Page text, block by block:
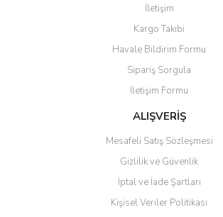
İletişim
Kargo Takibi
Havale Bildirim Formu
Sipariş Sorgula
İletişim Formu
ALIŞVERİŞ
Mesafeli Satış Sözleşmesi
Gizlilik ve Güvenlik
İptal ve İade Şartları
Kişisel Veriler Politikası